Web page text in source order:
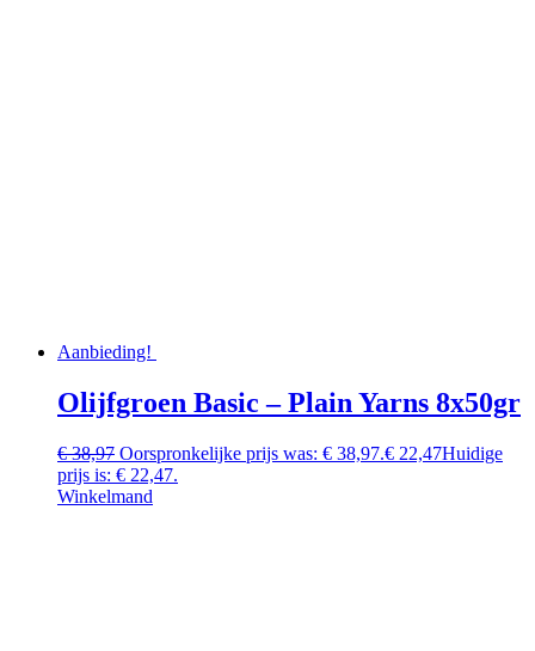
Aanbieding!
Olijfgroen Basic – Plain Yarns 8x50gr
€38,97 Oorspronkelijke prijs was: € 38,97.€ 22,47Huidige
prijs is: € 22,47.
Winkelmand